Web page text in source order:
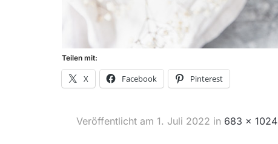
Teilen mit:
X Facebook Pinterest
Veröffentlicht am 1. Juli 2022 in 683 × 1024